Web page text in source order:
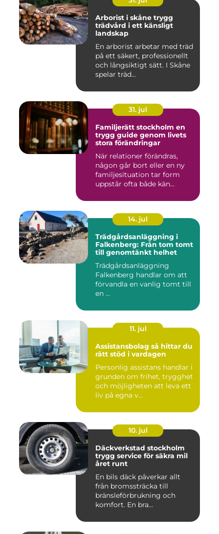
Arborist i skåne trygg
trädvård i ett känsligt
landskap
En arborist arbetar med träd
på ett säkert, professionellt
och långsiktigt sätt. I Skåne
spelar träd...
31. jul
Familjerätt stockholm en
trygg guide genom livets
stora förändringar
När relationer förändras,
någon går bort eller en ny
familjesituation tar form
uppstår ofta både kän...
14. jul
Trädgårdsanläggning i
Falkenberg: Från tom tomt
till genomtänkt helhet
Trädgårdsanläggning
Falkenberg handlar om att
förvandla en vanlig tomt till
en ...
11. jul
Assistansbolag så hittar du
rätt stöd i vardagen
Personlig assistans handlar i
grunden om frihet, trygghet
och möjligheten att leva ett
liv på egna v...
10. jul
Däckverkstad stockholm
trygg service för säkra mil
året runt
En bils däck påverkar allt
från bromssträcka till
bränsleförbrukning och
komfort. En bra